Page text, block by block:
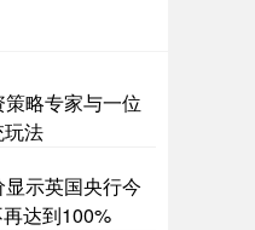
略专家与一位
法
示英国央行今
达到100%